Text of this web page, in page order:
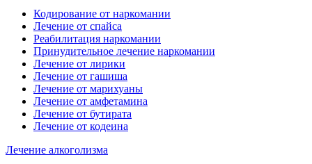
Кодирование от наркомании
Лечение от спайса
Реабилитация наркомании
Принудительное лечение наркомании
Лечение от лирики
Лечение от гашиша
Лечение от марихуаны
Лечение от амфетамина
Лечение от бутирата
Лечение от кодеина
Лечение алкоголизма